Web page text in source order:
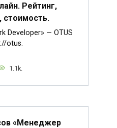
Рейтинг,
стоимость.
Developer» — OTUS
otus.
1.1k.
«Менеджер